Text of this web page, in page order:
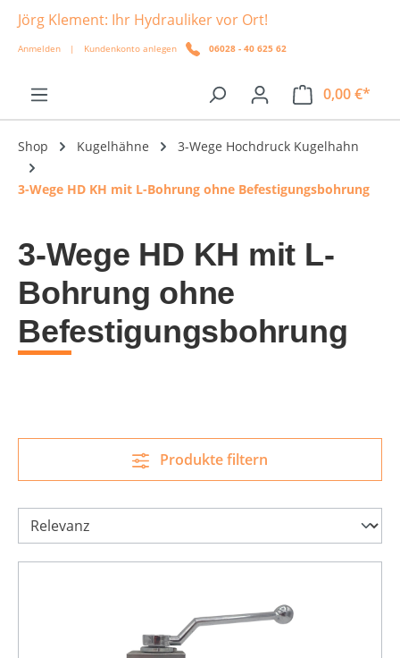
springen
Jörg Klement: Ihr Hydrauliker vor Ort!
Anmelden | Kundenkonto anlegen 06028 - 40 625 62
0,00 €*
Shop Kugelhähne 3-Wege Hochdruck Kugelhahn
3-Wege HD KH mit L-Bohrung ohne Befestigungsbohrung
3-Wege HD KH mit L-
Bohrung ohne
Befestigungsbohrung
Produkte filtern